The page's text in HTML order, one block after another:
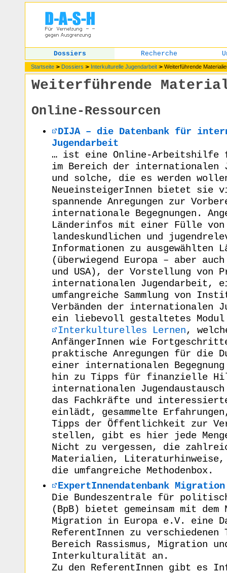
Dossiers Recherche
Startseite >> Dossiers >> Interkulturelle Jugendarbeit >> Weiterführende
Weiterführende
Online-Ressourcen
DIJA – die Datenbank für
Jugendarbeit
… ist eine Online-Arbeitshilfe
im Bereich der internationalen
und solche, die es werden
NeueinsteigerInnen bietet sie
spannende Anregungen zur
internationale Begegnungen.
Länderinfos mit einer Fülle von
landeskundlichen und
Informationen zu ausgewählten
(überwiegend Europa – aber
und USA), der Vorstellung von
internationalen Jugendarbeit,
umfangreiche Sammlung von
Verbänden der internationalen
ein liebevoll gestaltetes Modul
Interkulturelles Lernen,
AnfängerInnen wie
praktische Anregungen für die
einer internationalen
hin zu Tipps für finanzielle
internationalen
das Fachkräfte und
einlädt, gesammelte
Tipps der Öffentlichkeit zur
stellen, gibt es hier jede
Nicht zu vergessen, die
Materialien, Literaturhinweise,
die umfangreiche Methodenbox.
ExpertInnendatenbank Migration
Die Bundeszentrale für
(BpB) bietet gemeinsam mit dem
Migration in Europa e.V. eine
ReferentInnen zu verschiedenen
Bereich Rassismus, Migration
Interkulturalität an.
Zu den ReferentInnen gibt es